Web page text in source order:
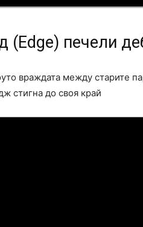
(Edge) печели
враждата между старите
стигна до своя край